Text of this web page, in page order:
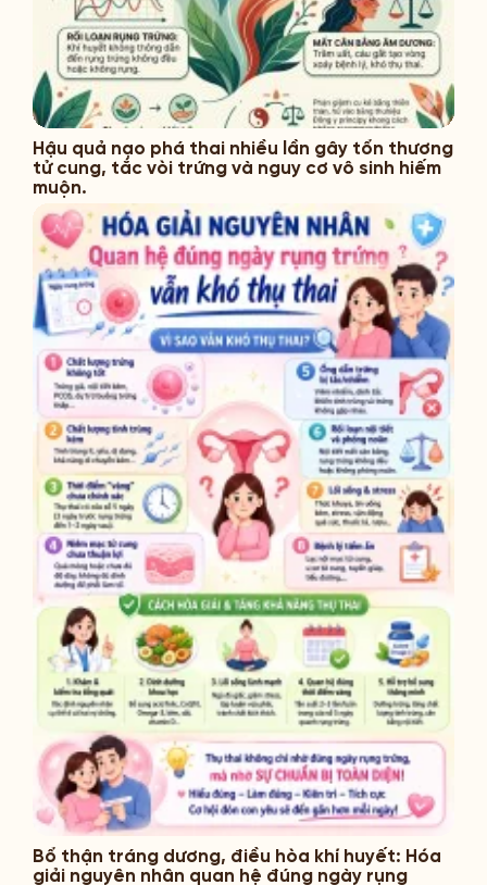
Hậu quả nạo phá thai nhiều lần gây tổn thương
tử cung, tắc vòi trứng và nguy cơ vô sinh hiếm
muộn.
Bổ thận tráng dương, điều hòa khí huyết: Hóa
giải nguyên nhân quan hệ đúng ngày rụng